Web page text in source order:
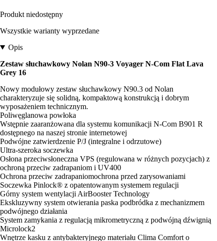
Produkt niedostępny
Wszystkie warianty wyprzedane
Opis
Zestaw słuchawkowy Nolan N90-3 Voyager N-Com Flat Lava
Grey 16
Nowy modułowy zestaw słuchawkowy N90.3 od Nolan
charakteryzuje się solidną, kompaktową konstrukcją i dobrym
wyposażeniem technicznym.
Poliwęglanowa powłoka
Wstępnie zaaranżowana dla systemu komunikacji N-Com B901 R
dostępnego na naszej stronie internetowej
Podwójne zatwierdzenie P/J (integralne i odrzutowe)
Ultra-szeroka soczewka
Osłona przeciwsłoneczna VPS (regulowana w różnych pozycjach) z
ochroną przeciw zadrapaniom i UV400
Ochrona przeciw zadrapaniomochrona przed zarysowaniami
Soczewka Pinlock® z opatentowanym systemem regulacji
Górny system wentylacji AirBooster Technology
Ekskluzywny system otwierania paska podbródka z mechanizmem
podwójnego działania
System zamykania z regulacją mikrometryczną z podwójną dźwignią
Microlock2
Wnętrze kasku z antybakteryjnego materiału Clima Comfort o